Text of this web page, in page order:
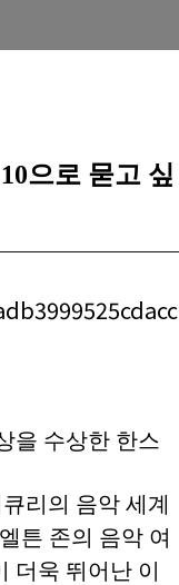
으로 묻고 싶
을 수상한 한스
리의 음악 세계
튼 존의 음악 여
더욱 뛰어난 이